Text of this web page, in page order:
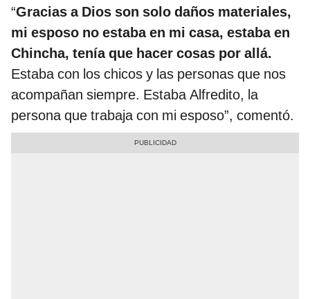
“Gracias a Dios son solo daños materiales,
mi esposo no estaba en mi casa, estaba en
Chincha, tenía que hacer cosas por allá.
Estaba con los chicos y las personas que nos
acompañan siempre. Estaba Alfredito, la
persona que trabaja con mi esposo”, comentó.